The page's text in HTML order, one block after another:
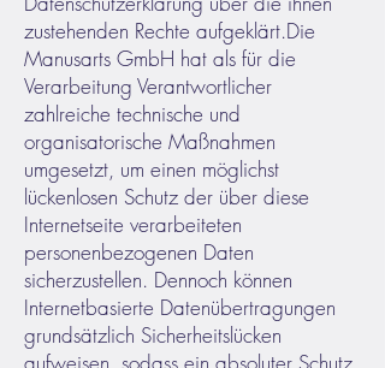
zustehenden Rechte aufgeklärt.Die
Manusarts GmbH hat als für die
Verarbeitung Verantwortlicher
zahlreiche technische und
organisatorische Maßnahmen
umgesetzt, um einen möglichst
lückenlosen Schutz der über diese
Internetseite verarbeiteten
personenbezogenen Daten
sicherzustellen. Dennoch können
Internetbasierte Datenübertragungen
grundsätzlich Sicherheitslücken